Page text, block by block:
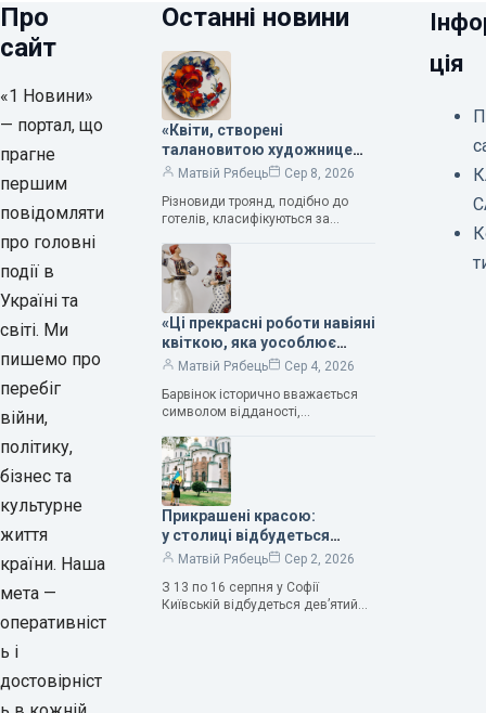
Про
сайт
«1 Новини»
— портал, що
прагне
першим
повідомляти
про головні
події в
Україні та
світі. Ми
пишемо про
перебіг
війни,
політику,
бізнес та
культурне
життя
країни. Наша
мета —
оперативніст
ь і
достовірніст
Останні новини
«Квіти, створені
талановитою художницею
Валентиною Трегубовою,
— колекціонерка Людмила
Карпінська-Романюк
Матвій Рябець
Сер 8, 2026
Різновиди троянд, подібно до
готелів, класифікуються за
класифікації квітів їх лише чотири.
Критерії оцінки включають
розмір…
«Ці прекрасні роботи навіяні
квіткою, яка уособлює
нескінченне кохання», —
Людмила Карпінська-
Романюк
Матвій Рябець
Сер 4, 2026
Барвінок історично вважається
символом відданості,
та тривалого подружнього союзу.
Саме тому ця рослина надихала і
продовжує надихати митців на
Прикрашені красою:
у столиці відбудеться
дев’ятий фестиваль
Матвій Рябець
Сер 2, 2026
З 13 по 16 серпня у Софії
Київській відбудеться дев’ятий
ція